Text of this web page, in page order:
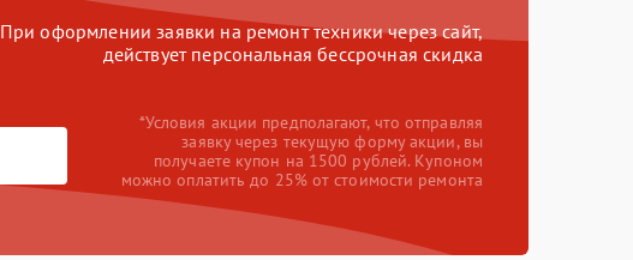
При оформлении заявки на ремонт техники через сайт,
действует персональная бессрочная скидка
*Условия акции предполагают, что отправляя
заявку через текущую форму акции, вы
получаете купон на 1500 рублей. Купоном
можно оплатить до 25% от стоимости ремонта